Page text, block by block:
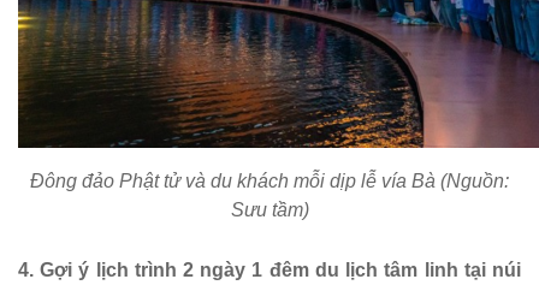
Đông đảo Phật tử và du khách mỗi dịp lễ vía Bà (Nguồn:
Sưu tầm)
4. Gợi ý lịch trình 2 ngày 1 đêm du lịch tâm linh tại núi